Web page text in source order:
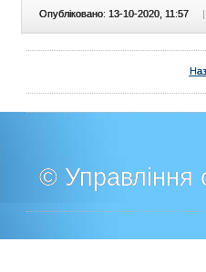
Опубліковано: 13-10-2020, 11:57 |
© Управління